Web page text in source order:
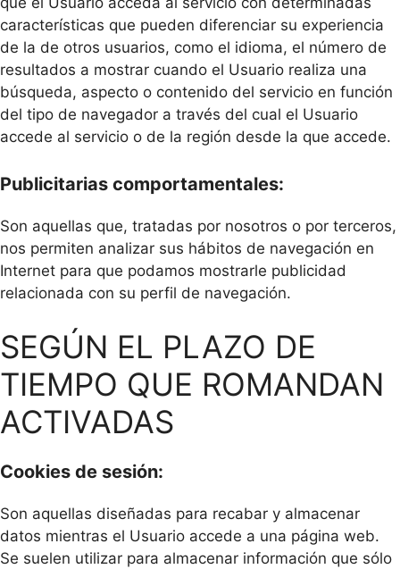
características que pueden diferenciar su experiencia
de la de otros usuarios, como el idioma, el número de
resultados a mostrar cuando el Usuario realiza una
búsqueda, aspecto o contenido del servicio en función
del tipo de navegador a través del cual el Usuario
accede al servicio o de la región desde la que accede.
Publicitarias comportamentales:
Son aquellas que, tratadas por nosotros o por terceros,
nos permiten analizar sus hábitos de navegación en
Internet para que podamos mostrarle publicidad
relacionada con su perfil de navegación.
SEGÚN EL PLAZO DE
TIEMPO QUE ROMANDAN
ACTIVADAS
Cookies de sesión:
Son aquellas diseñadas para recabar y almacenar
datos mientras el Usuario accede a una página web.
Se suelen utilizar para almacenar información que sólo